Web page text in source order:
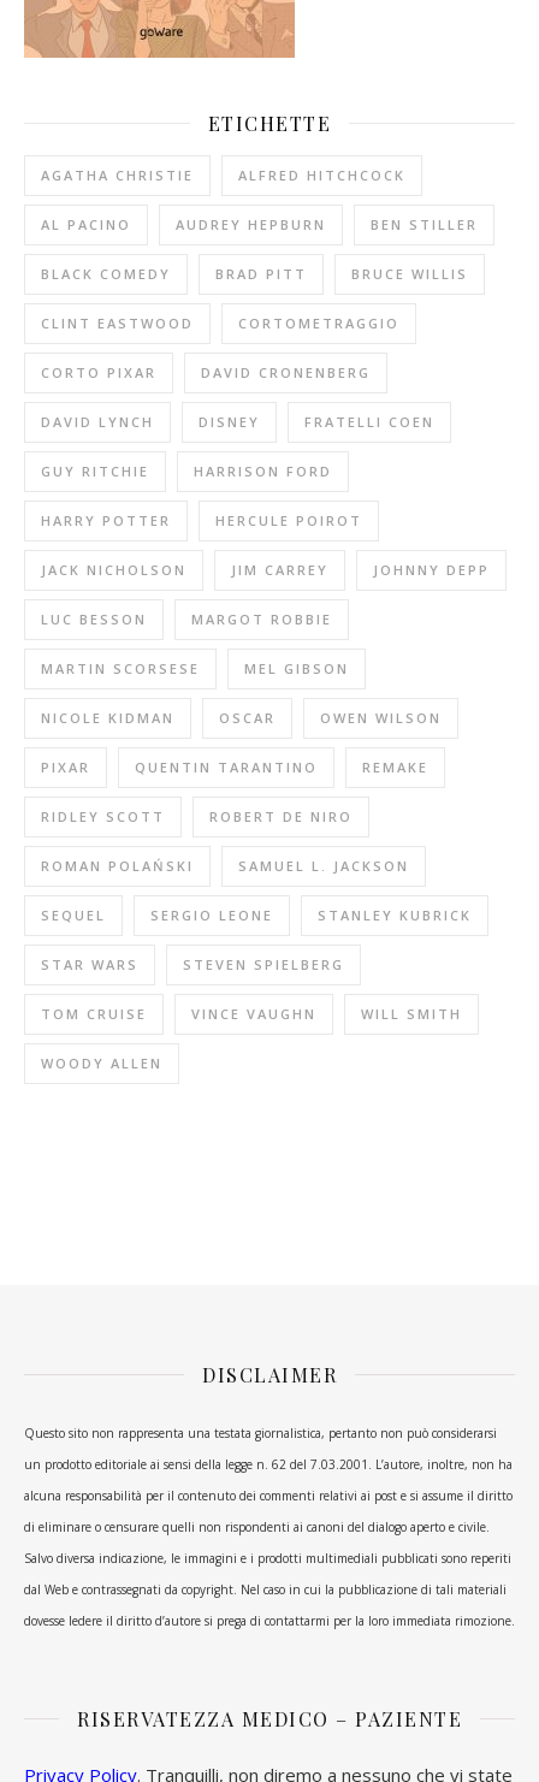
ETICHETTE
AGATHA CHRISTIE ALFRED HITCHCOCK
AL PACINO AUDREY HEPBURN BEN STILLER
BLACK COMEDY BRAD PITT BRUCE WILLIS
CLINT EASTWOOD CORTOMETRAGGIO
CORTO PIXAR DAVID CRONENBERG
DAVID LYNCH DISNEY FRATELLI COEN
GUY RITCHIE HARRISON FORD
HARRY POTTER HERCULE POIROT
JACK NICHOLSON JIM CARREY JOHNNY DEPP
LUC BESSON MARGOT ROBBIE
MARTIN SCORSESE MEL GIBSON
NICOLE KIDMAN OSCAR OWEN WILSON
PIXAR QUENTIN TARANTINO REMAKE
RIDLEY SCOTT ROBERT DE NIRO
ROMAN POLAŃSKI SAMUEL L. JACKSON
SEQUEL SERGIO LEONE STANLEY KUBRICK
STAR WARS STEVEN SPIELBERG
TOM CRUISE VINCE VAUGHN WILL SMITH
WOODY ALLEN
DISCLAIMER
Questo sito non rappresenta una testata giornalistica, pertanto non può considerarsi
un prodotto editoriale ai sensi della legge n. 62 del 7.03.2001. L’autore, inoltre, non ha
alcuna responsabilità per il contenuto dei commenti relativi ai post e si assume il diritto
di eliminare o censurare quelli non rispondenti ai canoni del dialogo aperto e civile.
Salvo diversa indicazione, le immagini e i prodotti multimediali pubblicati sono reperiti
dal Web e contrassegnati da copyright. Nel caso in cui la pubblicazione di tali materiali
dovesse ledere il diritto d’autore si prega di contattarmi per la loro immediata rimozione.
RISERVATEZZA MEDICO – PAZIENTE
Privacy Policy. Tranquilli, non diremo a nessuno che vi state